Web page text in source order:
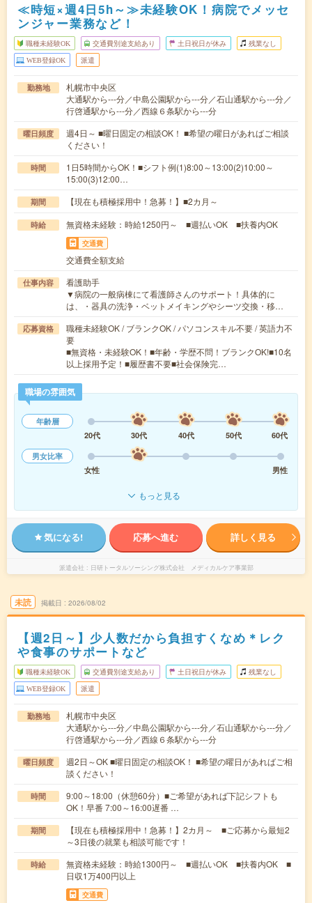
≪時短×週4日5h～≫未経験OK！病院でメッセ
ンジャー業務など！
職種未経験OK 交通費別途支給あり 土日祝日が休み 残業なし
WEB登録OK 派遣
勤務地
札幌市中央区
大通駅から---分／中島公園駅から---分／石山通駅から---分／
行啓通駅から---分／西線６条駅から---分
曜日頻度
週4日～ ■曜日固定の相談OK！ ■希望の曜日があればご相談
ください！
時間
1日5時間からOK！■シフト例(1)8:00～13:00(2)10:00～
15:00(3)12:00…
期間 【現在も積極採用中！急募！】■2カ月～
時給 無資格未経験：時給1250円～ ■週払いOK ■扶養内OK
交通費
交通費全額支給
仕事内容
看護助手
▼病院の一般病棟にて看護師さんのサポート！具体的に
は、・器具の洗浄・ベットメイキングやシーツ交換・移…
応募資格
職種未経験OK / ブランクOK / パソコンスキル不要 / 英語力不
要
■無資格・未経験OK！■年齢・学歴不問！ブランクOK!■10名
以上採用予定！■履歴書不要■社会保険完…
職場の雰囲気
年齢層
20代
30代 40代 50代
60代
男女比率
女性
男性
もっと見る
気になる! 応募へ進む 詳しく見る
派遣会社 日研トータルソーシング株式会社 メディカルケア事業部
未読 掲載日 2026/08/02
【週2日～】少人数だから負担すくなめ＊レク
や食事のサポートなど
職種未経験OK 交通費別途支給あり 土日祝日が休み 残業なし
WEB登録OK 派遣
勤務地
札幌市中央区
大通駅から---分／中島公園駅から---分／石山通駅から---分／
行啓通駅から---分／西線６条駅から---分
曜日頻度
週2日～OK ■曜日固定の相談OK！ ■希望の曜日があればご相
談ください！
時間
9:00～18:00（休憩60分）■ご希望があれば下記シフトも
OK！早番 7:00～16:00遅番 …
期間
【現在も積極採用中！急募！】2カ月～ ■ご応募から最短2
～3日後の就業も相談可能です！
時給
無資格未経験：時給1300円～ ■週払いOK ■扶養内OK ■
日収1万400円以上
交通費